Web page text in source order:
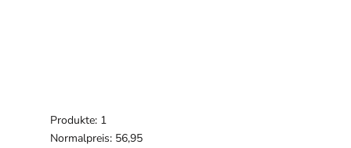
Produkte: 1
Normalpreis: 56,95